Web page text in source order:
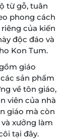
từ gỗ, tuân
phong cách
của kiến
độc đáo và
Kon Tum.
giáo
sản phẩm
về tôn giáo,
viên của nhà
giáo mà còn
xưởng làm
tại đây.